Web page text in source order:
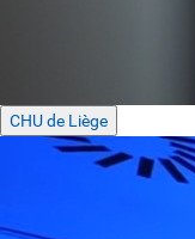
CHU de Liège